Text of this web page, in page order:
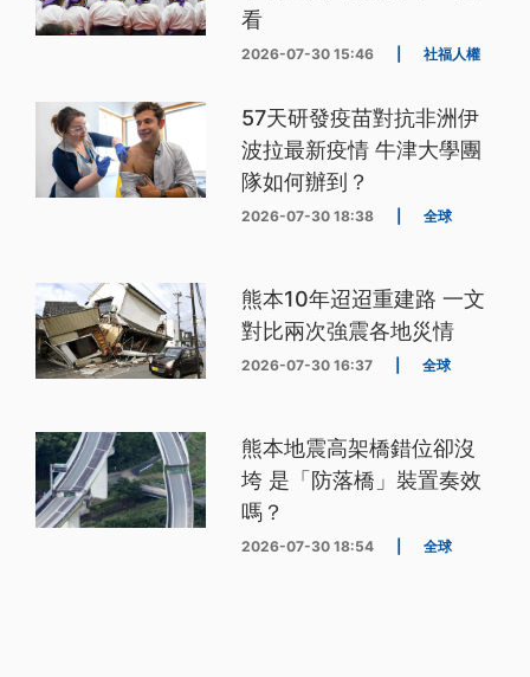
看
2026-07-30 15:46 社福人權
57天研發疫苗對抗非洲伊
波拉最新疫情 牛津大學團
隊如何辦到？
2026-07-30 18:38 全球
熊本10年迢迢重建路 一文
對比兩次強震各地災情
2026-07-30 16:37 全球
熊本地震高架橋錯位卻沒
垮 是「防落橋」裝置奏效
嗎？
2026-07-30 18:54 全球